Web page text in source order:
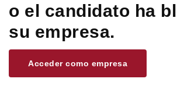
o el candidato ha
su empresa.
Acceder como empresa